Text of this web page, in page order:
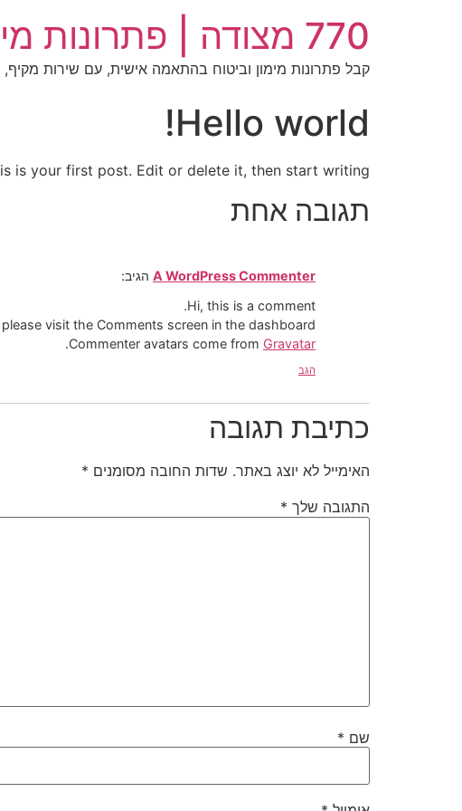
770 מצודה | פתרונות מימון
קבל פתרונות מימון וביטוח בהתאמה אישית, עם שירות
Hello world!
is your first post. Edit or delete it, then start writing!
תגובה אחת
A WordPress Commenter הגיב:
Hi, this is a comment.
visit the Comments screen in the dashboard.
Commenter avatars come from Gravatar
.
הגב
כתיבת תגובה
האימייל לא יוצג באתר. שדות החובה מסומנים *
התגובה שלך *
שם *